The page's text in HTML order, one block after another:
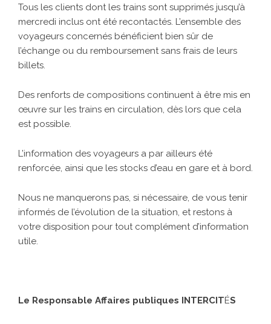
Tous les clients dont les trains sont supprimés jusqu’à
mercredi inclus ont été recontactés. L’ensemble des
voyageurs concernés bénéficient bien sûr de
l’échange ou du remboursement sans frais de leurs
billets.
Des renforts de compositions continuent à être mis en
œuvre sur les trains en circulation, dès lors que cela
est possible.
L’information des voyageurs a par ailleurs été
renforcée, ainsi que les stocks d’eau en gare et à bord.
Nous ne manquerons pas, si nécessaire, de vous tenir
informés de l’évolution de la situation, et restons à
votre disposition pour tout complément d’information
utile.
Le Responsable Affaires publiques INTERCITÉS